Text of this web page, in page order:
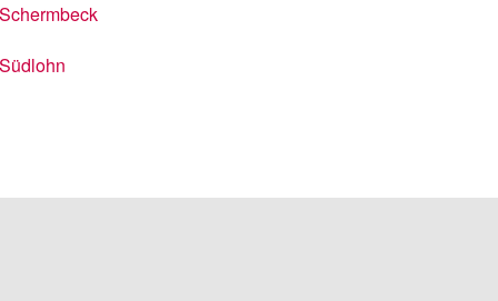
Schermbeck
Südlohn